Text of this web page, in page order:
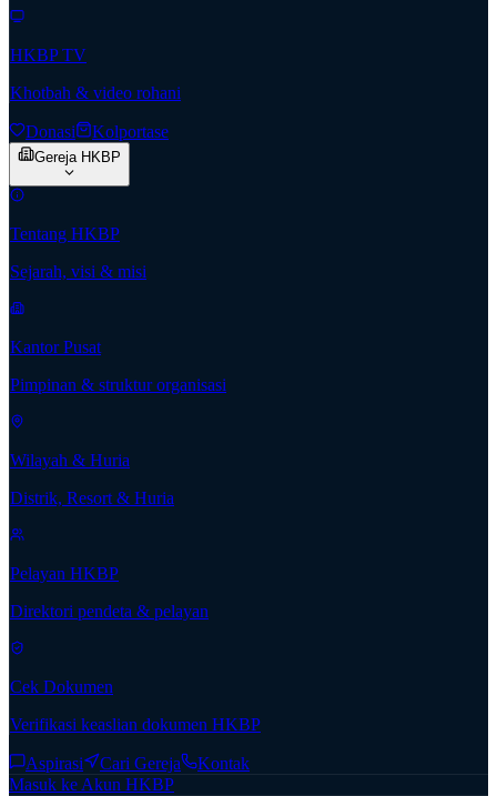
HKBP TV
Khotbah & video rohani
Donasi Kolportase
Gereja HKBP
Tentang HKBP
Sejarah, visi & misi
Kantor Pusat
Pimpinan & struktur organisasi
Wilayah & Huria
Distrik, Resort & Huria
Pelayan HKBP
Direktori pendeta & pelayan
Cek Dokumen
Verifikasi keaslian dokumen HKBP
Aspirasi Cari Gereja
Kontak
Masuk ke Akun HKBP